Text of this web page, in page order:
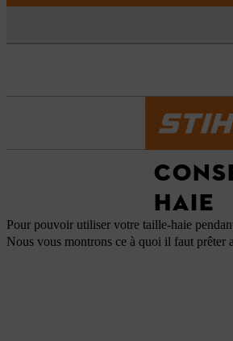
HAIE
Pour pouvoir utiliser votre taille-haie
Nous vous montrons ce à quoi il faut prêter